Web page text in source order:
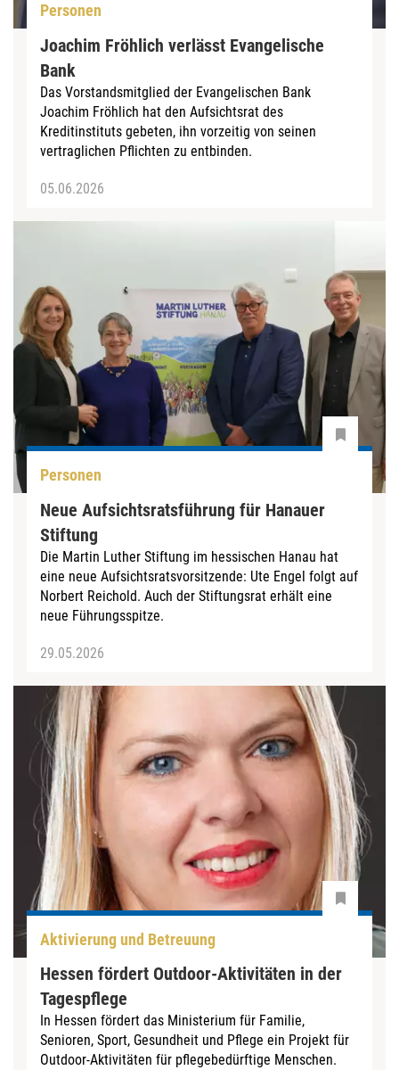
Personen
Joachim Fröhlich verlässt Evangelische
Bank
Das Vorstandsmitglied der Evangelischen Bank
Joachim Fröhlich hat den Aufsichtsrat des
Kreditinstituts gebeten, ihn vorzeitig von seinen
vertraglichen Pflichten zu entbinden.
05.06.2026
Personen
Neue Aufsichtsratsführung für Hanauer
Stiftung
Die Martin Luther Stiftung im hessischen Hanau hat
eine neue Aufsichtsratsvorsitzende: Ute Engel folgt auf
Norbert Reichold. Auch der Stiftungsrat erhält eine
neue Führungsspitze.
29.05.2026
Aktivierung und Betreuung
Hessen fördert Outdoor-Aktivitäten in der
Tagespflege
In Hessen fördert das Ministerium für Familie,
Senioren, Sport, Gesundheit und Pflege ein Projekt für
Outdoor-Aktivitäten für pflegebedürftige Menschen.